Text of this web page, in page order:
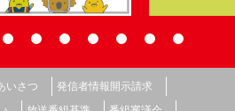
いさつ
発信者情報開示請求